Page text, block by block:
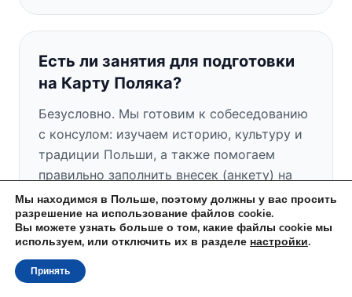
Есть ли занятия для подготовки
на Карту Поляка?
Безусловно. Мы готовим к собеседованию
с консулом: изучаем историю, культуру и
традиции Польши, а также помогаем
правильно заполнить внесек (анкету) на
Карту Поляка.
Есть ли у вас бесплатное пробное
Мы находимся в Польше, поэтому должны у вас просить
разрешение на использование файлов cookie.
Вы можете узнать больше о том, какие файлы cookie мы
используем, или отключить их в разделе настройки.
Принять